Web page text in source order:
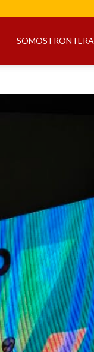
SOMOS FRONTERA